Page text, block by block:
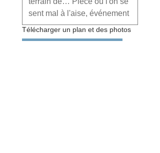
Télécharger un plan et des photos